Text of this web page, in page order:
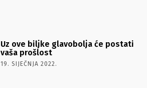
Uz ove biljke glavobolja će postati
vaša prošlost
19. SIJEČNJA 2022.